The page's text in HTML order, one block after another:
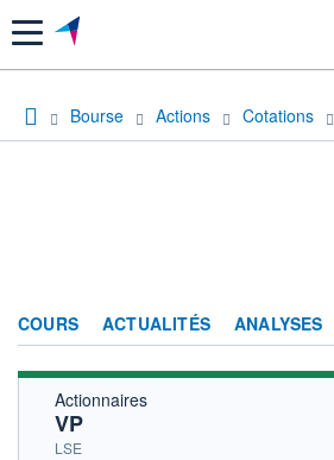
Menu
Bourse Actions Cotations
COURS ACTUALITÉS ANALYSES
Actionnaires
VP
LSE